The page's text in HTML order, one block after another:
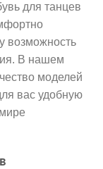
для танцев
возможность
В нашем
моделей
вас удобную